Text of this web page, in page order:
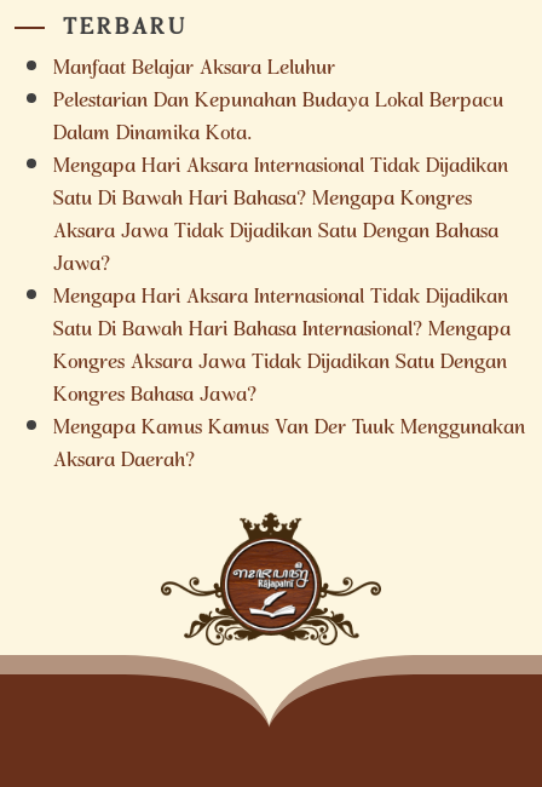
TERBARU
Manfaat Belajar Aksara Leluhur
Pelestarian Dan Kepunahan Budaya Lokal Berpacu
Dalam Dinamika Kota.
Mengapa Hari Aksara Internasional Tidak Dijadikan
Satu Di Bawah Hari Bahasa? Mengapa Kongres
Aksara Jawa Tidak Dijadikan Satu Dengan Bahasa
Jawa?
Mengapa Hari Aksara Internasional Tidak Dijadikan
Satu Di Bawah Hari Bahasa Internasional? Mengapa
Kongres Aksara Jawa Tidak Dijadikan Satu Dengan
Kongres Bahasa Jawa?
Mengapa Kamus Kamus Van Der Tuuk Menggunakan
Aksara Daerah?